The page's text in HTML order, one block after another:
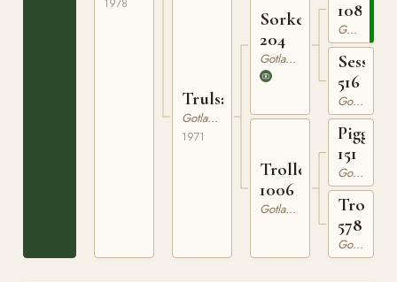
1978
Trulsan
Gotlandsruss
1971
Sorken
204
Gotlandsruss
Trollet
1006
Gotlandsruss
108
Gotlandsruss
Sessan
516
Gotlandsruss
Piggelin
151
Gotlandsruss
578
Gotlandsruss